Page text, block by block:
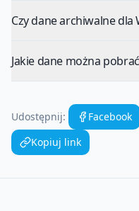
Czy dane archiwalne dla
Jakie dane można
Udostępnij: Facebook
Kopiuj link